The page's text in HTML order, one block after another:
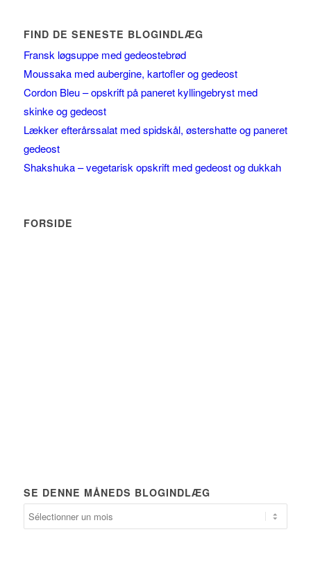
FIND DE SENESTE BLOGINDLÆG
Fransk løgsuppe med gedeostebrød
Moussaka med aubergine, kartofler og gedeost
Cordon Bleu – opskrift på paneret kyllingebryst med
skinke og gedeost
Lækker efterårssalat med spidskål, østershatte og paneret
gedeost
Shakshuka – vegetarisk opskrift med gedeost og dukkah
FORSIDE
SE DENNE MÅNEDS BLOGINDLÆG